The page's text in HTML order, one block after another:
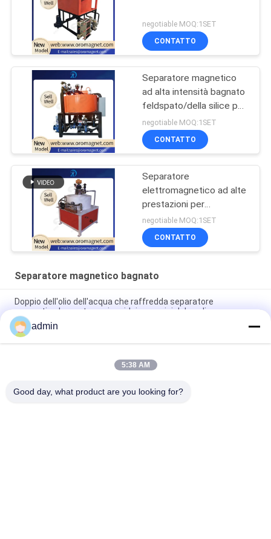
negotiable MOQ:1SET
CONTATTO
Separatore magnetico
ad alta intensità bagnato
feldspato/della silice per
rimozione FE2O3
negotiable MOQ:1SET
CONTATTO
Separatore
elettromagnetico ad alte
prestazioni per
ceramica/minera/chimica
7K300
negotiable MOQ:1SET
CONTATTO
Separatore magnetico bagnato
Doppio dell'olio dell'acqua che raffredda separatore
magnetico bagnato per i residui ceramici del caolino
Consumo di energia basso dei residui di intelligenza del PE del
separatore magnetico ceramico del ferro
Macchina magnetica bagnata ceramica del separatore 2.5T
admin
5:38 AM
Good day, what product are you looking for?